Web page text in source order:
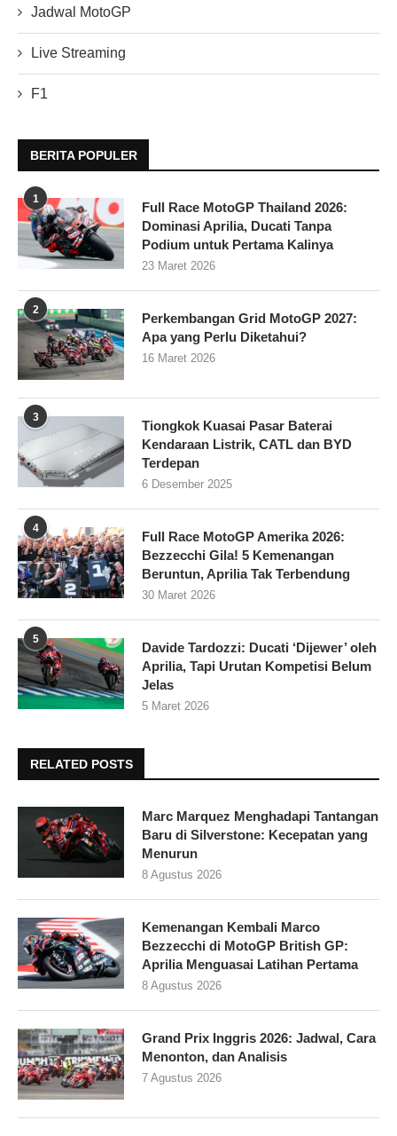
Jadwal MotoGP
Live Streaming
F1
BERITA POPULER
1
Full Race MotoGP Thailand 2026:
Dominasi Aprilia, Ducati Tanpa
Podium untuk Pertama Kalinya
23 Maret 2026
2
Perkembangan Grid MotoGP 2027:
Apa yang Perlu Diketahui?
16 Maret 2026
3
Tiongkok Kuasai Pasar Baterai
Kendaraan Listrik, CATL dan BYD
Terdepan
6 Desember 2025
4
Full Race MotoGP Amerika 2026:
Bezzecchi Gila! 5 Kemenangan
Beruntun, Aprilia Tak Terbendung
30 Maret 2026
5
Davide Tardozzi: Ducati ‘Dijewer’ oleh
Aprilia, Tapi Urutan Kompetisi Belum
Jelas
5 Maret 2026
RELATED POSTS
Marc Marquez Menghadapi Tantangan
Baru di Silverstone: Kecepatan yang
Menurun
8 Agustus 2026
Kemenangan Kembali Marco
Bezzecchi di MotoGP British GP:
Aprilia Menguasai Latihan Pertama
8 Agustus 2026
Grand Prix Inggris 2026: Jadwal, Cara
Menonton, dan Analisis
7 Agustus 2026